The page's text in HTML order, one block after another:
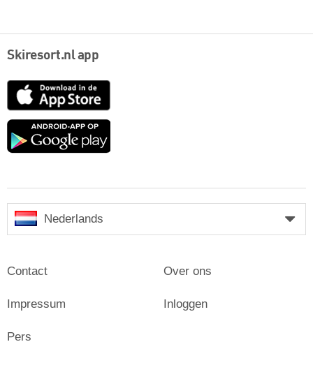
Skiresort.nl app
App
Google
Nederlands
Contact
Impressum
Pers
Over ons
Inloggen